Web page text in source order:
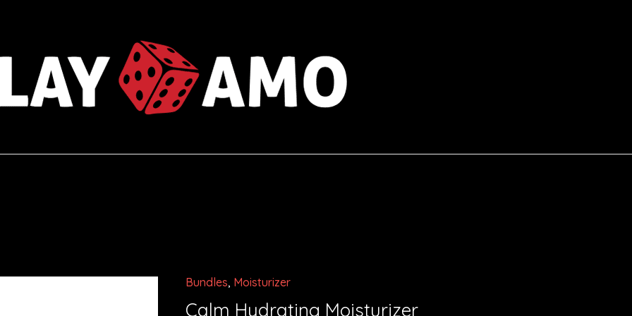
Bundles, Moisturizer
Calm Hydrating Moisturizer
Makeup
Melting
Balancing
Daily